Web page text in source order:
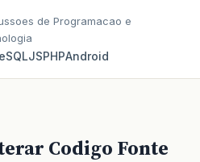
de Programacao e
SQLJSPHPAndroid
Codigo Fonte